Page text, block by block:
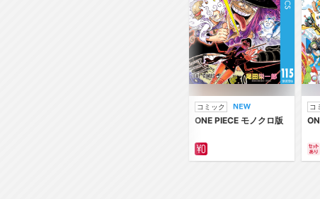
コミック
ONE PIECE モノクロ版
コ